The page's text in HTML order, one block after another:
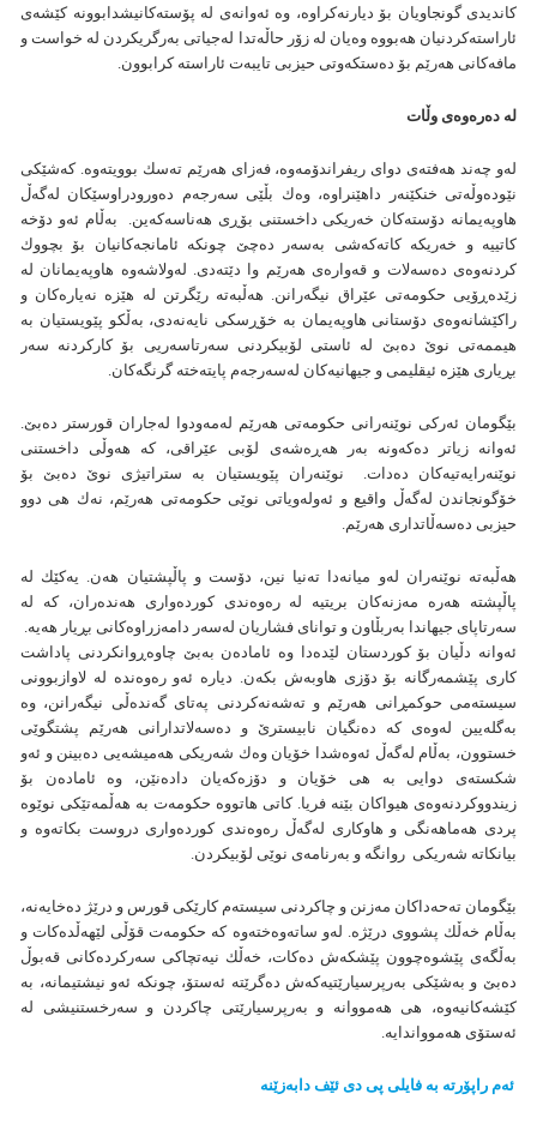
كانديدی گونجاویان بۆ ديارنه‌كراوه‌‌، وه‌ ئه‌وانه‌ی له‌ پۆسته‌كانيشدابوونه‌ كێشه‌ی
ئاراسته‌كردنيان هه‌بووه‌ وه‌يان له‌ زۆر حاڵه‌تدا له‌جياتی به‌رگريكردن له‌ خواست و
مافه‌كانی هه‌رێم بۆ ده‌ستكه‌وتی حيزبی تايبه‌ت ئاراسته‌ ‌كرابوون.
له‌ ده‌ره‌وه‌ی وڵات
له‌و چه‌ند هه‌فته‌ی دوای ريفراندۆمه‌وه‌، فه‌زای هه‌رێم ته‌سك بوويته‌‌وه‌. كه‌شێكی
نێوده‌وڵه‌تی خنكێنه‌ر داهێنراوه‌، وه‌ك بڵێی سه‌رجه‌م ده‌ورودراوسێكان له‌گه‌ڵ
هاوپه‌يمانه‌ دۆسته‌كان خه‌ريكی داخستنی بۆڕی هه‌ناسه‌كه‌ين. به‌ڵام ئه‌و دۆخه‌
كاتييه‌ و خه‌ريكه‌ كاته‌كه‌شی به‌سه‌ر ده‌چێ چونكه‌ ئامانجه‌كانيان بۆ بچووك
كردنه‌وه‌ی ده‌سه‌لات و قه‌واره‌ی هه‌رێم وا دێته‌دی. له‌ولاشه‌وه‌ هاوپه‌يمانان له‌
زێده‌ڕۆيی حكومه‌تی عێراق نيگه‌رانن. هه‌ڵبه‌ته‌‌ رێگرتن له‌ هێزه‌ نه‌ياره‌كان و
راكێشانه‌وه‌ی دۆستانی هاوپه‌يمان به‌ خۆڕسكی نايه‌نه‌دی، به‌ڵكو پێويستیان به‌
هيممه‌تی نوێ ده‌بێ له‌ ئاستی لۆبيكردنی سه‌رتاسه‌ريی بۆ كاركردنه‌ سه‌ر
بڕياری هێزه‌ ئيقليمی و جيهانيه‌كان له‌سه‌رجه‌م پايته‌خته‌ گرنگه‌كان.
بێگومان ئه‌ركی نوێنه‌رانی حكومه‌تی هه‌رێم له‌مه‌ودوا له‌جاران قورستر ده‌بێ.
ئه‌وانه‌ زياتر ده‌كه‌ونه‌ به‌ر هه‌ڕه‌شه‌ی لۆبی عێراقی، كه‌ هه‌وڵی داخستنی
نوێنه‌رايه‌تيه‌كان ده‌دات. نوێنه‌ران پێويستيان به‌ ستراتيژی نوێ ده‌بێ‌ بۆ
خۆگونجاندن له‌گه‌ڵ واقيع و ئه‌وله‌وياتی نوێی حكومه‌تی هه‌رێم، نه‌ك هی دوو
حيزبی ده‌سه‌ڵاتداری هه‌رێم.
هه‌ڵبه‌ته‌ نوێنه‌ران له‌و ميانه‌دا ته‌نيا نين، دۆست و پاڵپشتيان هه‌ن. يه‌كێك له‌
پاڵپشته‌ هه‌ره‌ مه‌زنه‌كان بريتيه‌ له‌ ره‌وه‌ندی كورده‌واری هه‌نده‌ران، كه‌ له‌
سه‌رتاپای جيهاندا به‌ربڵاون و توانای فشاريان له‌سه‌ر دامه‌زراوه‌كانی بڕيار هه‌يه‌.
ئه‌وانه‌ دڵیان بۆ كوردستان لێده‌دا وه‌ ئاماده‌ن به‌بێ چاوه‌ڕوانكردنی پاداشت
كاری پێشمه‌رگانه‌ بۆ دۆزی هاوبه‌ش بكه‌ن. دياره‌ ئه‌و ره‌وه‌نده‌ له‌ لاوازبوونی
سيسته‌می حوكمڕانی هه‌رێم و ته‌شه‌نه‌كردنی په‌تای گه‌نده‌ڵی نيگه‌رانن، وه‌
به‌گله‌يين له‌وه‌ی كه‌ ده‌نگيان نابيسترێ و ده‌سه‌لاتدارانی هه‌رێم پشتگوێی
خستوون، به‌ڵام له‌گه‌ڵ ئه‌وه‌شدا خۆيان وه‌ك شه‌ريكی هه‌ميشه‌يی ده‌بينن و ئه‌و
شكسته‌ی دوايی به‌ هی خۆیان و دۆزه‌كه‌یان داده‌نێن، وه‌ ئاماده‌ن‌ بۆ
زيندووكردنه‌وه‌ی هيواكان بێنه‌ فريا. كاتی هاتووه‌ حكومه‌ت به‌ هه‌ڵمه‌تێكی نوێوه‌
پردی هه‌ماهه‌نگی و هاوكاری له‌گه‌ڵ ره‌وه‌ندی كورده‌واری دروست بكاته‌وه‌ و
بيانكاته‌ شه‌ريكی روانگه‌ و به‌رنامه‌ی نوێی لۆبیكردن.
بێگومان ته‌حه‌داكان مه‌زنن و‌ چاكردنی سيسته‌م كارێكی قورس‌ و درێژ ده‌خايه‌نه،
به‌ڵام خه‌ڵك پشووی درێژه‌. له‌و ساته‌وه‌خته‌وه‌ كه‌ حكومه‌ت قۆڵی لێهه‌ڵده‌كات و
به‌ڵگه‌ی پێشوه‌چوون پێشكه‌ش ده‌كات، خه‌ڵك نيه‌تچاكی سه‌ركرده‌كانی قه‌بوڵ
ده‌بێ و به‌شێكی به‌رپرسيارێتيه‌كه‌ش ده‌گرێته‌ ئه‌ستۆ، چونكه‌ ئه‌و نيشتيمانه، به‌
كێشه‌كانيه‌وه‌، هی هه‌مووانه‌ و به‌رپرسيارێتی چاكردن و سه‌رخستنيشی له‌
ئه‌ستۆی هه‌موواندايه‌.
ئەم راپۆرتە بە فایلی پی دی ئێف دابەزێنە